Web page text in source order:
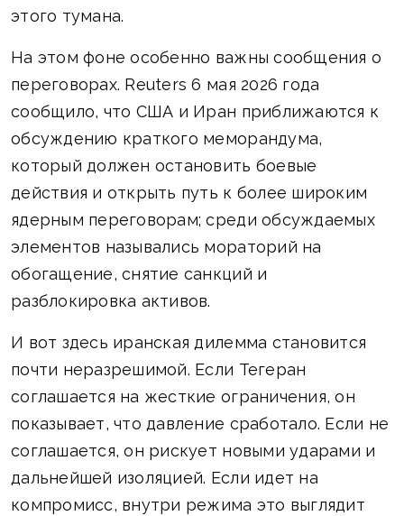
этого тумана.
На этом фоне особенно важны сообщения о
переговорах. Reuters 6 мая 2026 года
сообщило, что США и Иран приближаются к
обсуждению краткого меморандума,
который должен остановить боевые
действия и открыть путь к более широким
ядерным переговорам; среди обсуждаемых
элементов назывались мораторий на
обогащение, снятие санкций и
разблокировка активов.
И вот здесь иранская дилемма становится
почти неразрешимой. Если Тегеран
соглашается на жесткие ограничения, он
показывает, что давление сработало. Если не
соглашается, он рискует новыми ударами и
дальнейшей изоляцией. Если идет на
компромисс, внутри режима это выглядит